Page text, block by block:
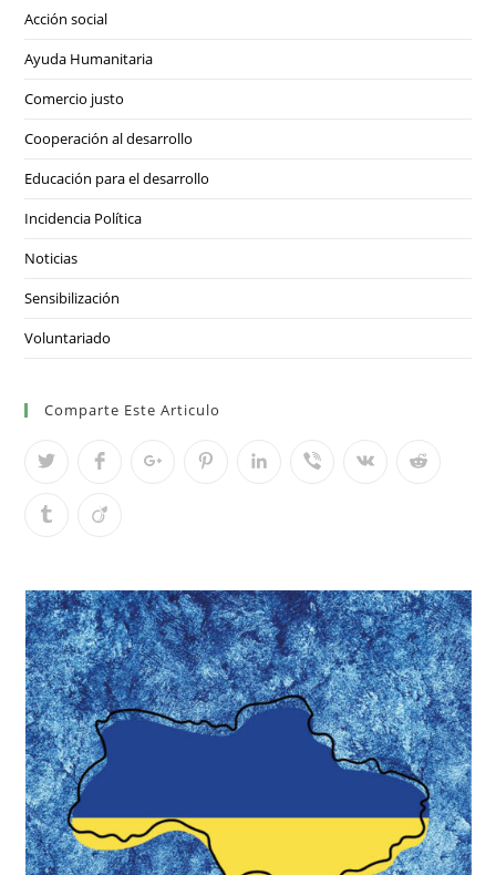
Acción social
Ayuda Humanitaria
Comercio justo
Cooperación al desarrollo
Educación para el desarrollo
Incidencia Política
Noticias
Sensibilización
Voluntariado
Comparte Este Articulo